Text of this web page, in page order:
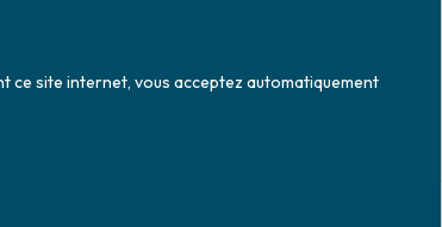
ce site internet, vous acceptez automatiquement